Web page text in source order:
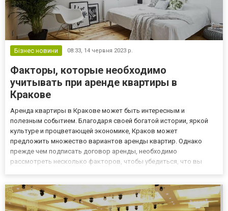
Бізнес новини 08:33, 14 червня 2023 р.
Факторы, которые необходимо
учитывать при аренде квартиры в
Кракове
Аренда квартиры в Кракове может быть интересным и
полезным событием. Благодаря своей богатой истории, яркой
культуре и процветающей экономике, Краков может
предложить множество вариантов аренды квартир. Однако
прежде чем подписать договор аренды, необходимо
рассмотреть несколько факторов, чтобы убедиться, что вы
факторы, которые необходимо учитыват...